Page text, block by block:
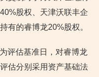
股权、天津沃联丰企
有的睿博龙20%股权。
评估基准日，对睿博龙
估分别采用资产基础法